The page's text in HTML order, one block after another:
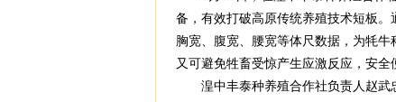
备，有效打破高原传统养殖技术短板
胸宽、腹宽、腰宽等体尺数据，为牦
又可避免牲畜受惊产生应激反应，安全
湟中丰泰种养殖合作社负责人赵武